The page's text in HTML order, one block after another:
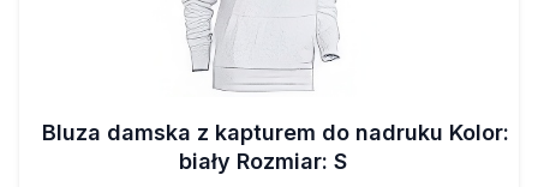
Bluza damska z kapturem do nadruku Kolor:
biały Rozmiar: S